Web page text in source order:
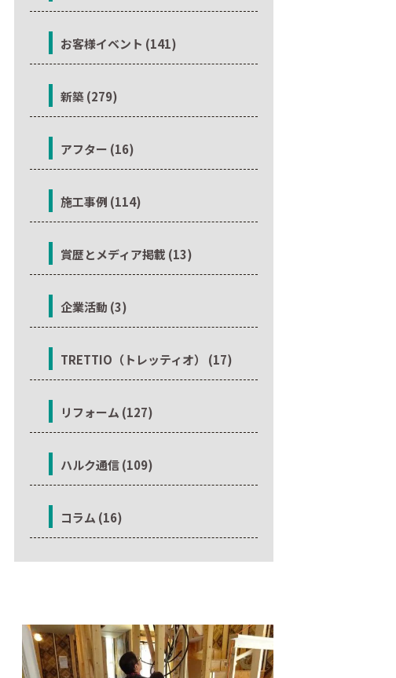
お客様イベント (141)
新築 (279)
アフター (16)
施工事例 (114)
賞歴とメディア掲載 (13)
企業活動 (3)
TRETTIO（トレッティオ） (17)
リフォーム (127)
ハルク通信 (109)
コラム (16)